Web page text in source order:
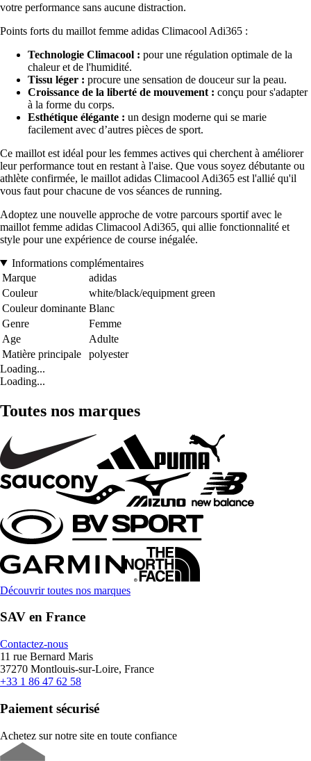
votre performance sans aucune distraction.
Points forts du maillot femme adidas Climacool Adi365 :
Technologie Climacool : pour une régulation optimale de la
chaleur et de l'humidité.
Tissu léger : procure une sensation de douceur sur la peau.
Croissance de la liberté de mouvement : conçu pour s'adapter
à la forme du corps.
Esthétique élégante : un design moderne qui se marie
facilement avec d’autres pièces de sport.
Ce maillot est idéal pour les femmes actives qui cherchent à améliorer
leur performance tout en restant à l'aise. Que vous soyez débutante ou
athlète confirmée, le maillot adidas Climacool Adi365 est l'allié qu'il
vous faut pour chacune de vos séances de running.
Adoptez une nouvelle approche de votre parcours sportif avec le
maillot femme adidas Climacool Adi365, qui allie fonctionnalité et
style pour une expérience de course inégalée.
Informations complémentaires
Marque
adidas
Couleur
white/black/equipment green
Couleur dominante Blanc
Genre
Femme
Age
Adulte
Matière principale
polyester
Loading...
Loading...
Toutes nos marques
Découvrir toutes nos marques
SAV en France
Contactez-nous
11 rue Bernard Maris
37270 Montlouis-sur-Loire, France
+33 1 86 47 62 58
Paiement sécurisé
Achetez sur notre site en toute confiance